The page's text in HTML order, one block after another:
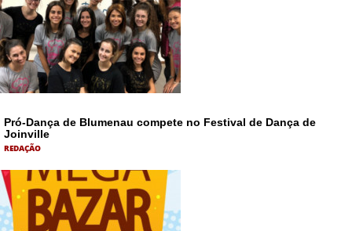
Pró-Dança de Blumenau compete no Festival de Dança de
Joinville
REDAÇÃO